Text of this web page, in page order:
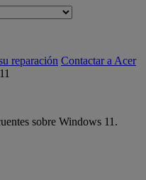
reparación Contactar a Acer
sobre Windows 11.